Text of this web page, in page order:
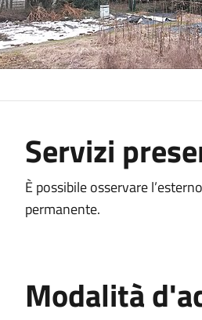
Servizi
È possibile osservare
permanente.
Modalità